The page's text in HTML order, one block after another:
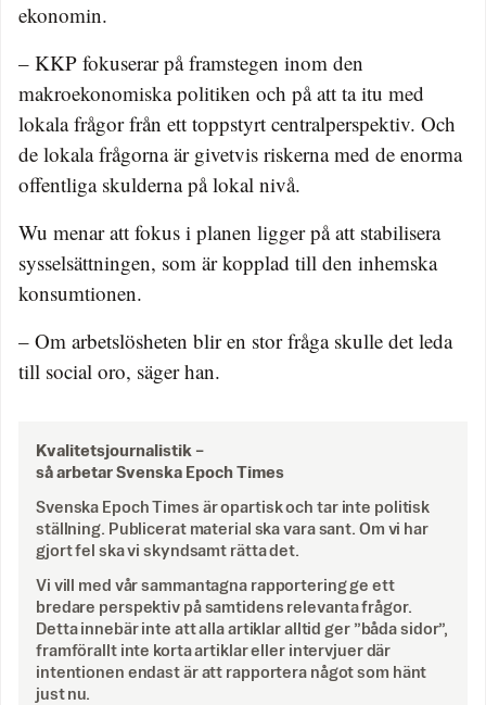
ekonomin.
– KKP fokuserar på framstegen inom den
makroekonomiska politiken och på att ta itu med
lokala frågor från ett toppstyrt centralperspektiv. Och
de lokala frågorna är givetvis riskerna med de enorma
offentliga skulderna på lokal nivå.
Wu menar att fokus i planen ligger på att stabilisera
sysselsättningen, som är kopplad till den inhemska
konsumtionen.
– Om arbetslösheten blir en stor fråga skulle det leda
till social oro, säger han.
Kvalitetsjournalistik –
så arbetar Svenska Epoch Times
Svenska Epoch Times är opartisk och tar inte politisk
ställning. Publicerat material ska vara sant. Om vi har
gjort fel ska vi skyndsamt rätta det.
Vi vill med vår sammantagna rapportering ge ett
bredare perspektiv på samtidens relevanta frågor.
Detta innebär inte att alla artiklar alltid ger ”båda sidor”,
framförallt inte korta artiklar eller intervjuer där
intentionen endast är att rapportera något som hänt
just nu.